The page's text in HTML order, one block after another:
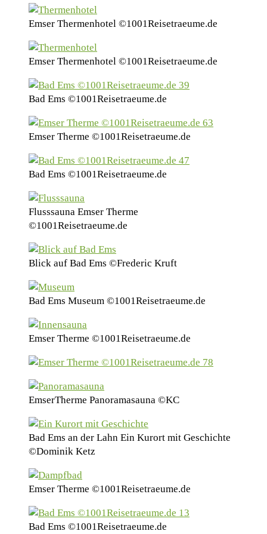
Emser Thermenhotel ©1001Reisetraeume.de
Emser Thermenhotel ©1001Reisetraeume.de
Bad Ems ©1001Reisetraeume.de
Emser Therme ©1001Reisetraeume.de
Bad Ems ©1001Reisetraeume.de
Flusssauna Emser Therme
©1001Reisetraeume.de
Blick auf Bad Ems ©Frederic Kruft
Bad Ems Museum ©1001Reisetraeume.de
Emser Therme ©1001Reisetraeume.de
EmserTherme Panoramasauna ©KC
Bad Ems an der Lahn Ein Kurort mit Geschichte
©Dominik Ketz
Emser Therme ©1001Reisetraeume.de
Bad Ems ©1001Reisetraeume.de